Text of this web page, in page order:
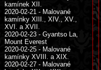
kamínek XII.
2020-02-21 - Malované
kamínky XIII., XIV., XV.,
XVI. a XVII.
2020-02-23 - Gyantso La,
Mount Everest
2020-02-25 - Malované
kamínky XVIII. a XIX.
2020-02-27 - Malované